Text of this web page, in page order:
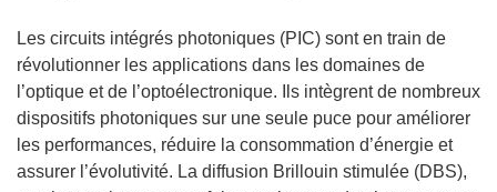
Les circuits intégrés photoniques (PIC) sont en train de
révolutionner les applications dans les domaines de
l’optique et de l’optoélectronique. Ils intègrent de nombreux
dispositifs photoniques sur une seule puce pour améliorer
les performances, réduire la consommation d’énergie et
assurer l’évolutivité. La diffusion Brillouin stimulée (DBS),